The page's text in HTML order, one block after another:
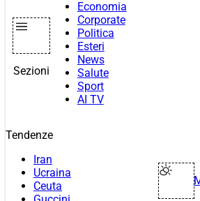
Sezioni
Economia
Corporate
Politica
Esteri
News
Salute
Sport
AI TV
Tendenze
Iran
Ucraina
Ceuta